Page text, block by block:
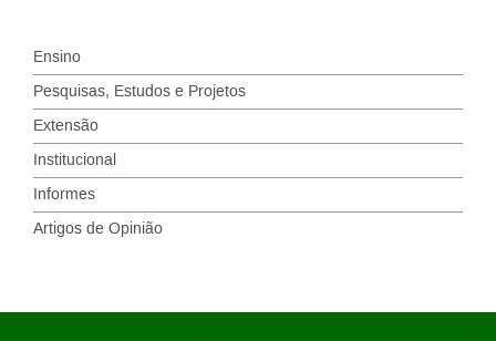
Ensino
Pesquisas, Estudos e Projetos
Extensão
Institucional
Informes
Artigos de Opinião